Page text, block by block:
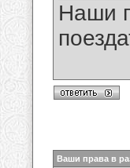
Наши
Ваши права в